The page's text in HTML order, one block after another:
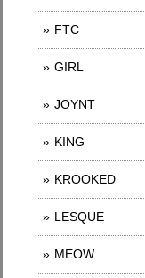
FTC
GIRL
JOYNT
KING
KROOKED
LESQUE
MEOW